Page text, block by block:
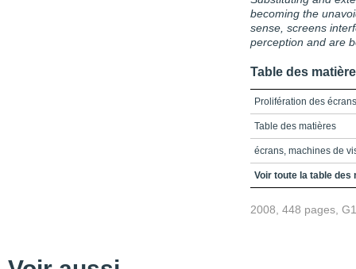
becoming the
sense, screens
perception and are
Table des
Prolifération des
Table des matières
écrans, machines de
proliferation of screens
Voir toute la table des
2008, 448 pages,